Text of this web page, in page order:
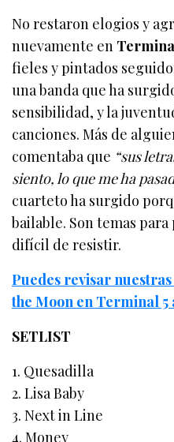
No restaron elogios y
nuevamente en
fieles y pintados
una banda que ha
sensibilidad, y la
canciones. Más de
comentaba que “sus
siento, lo que me ha
cuarteto ha surgido
bailable. Son temas para
difícil de resistir.
Puedes revisar
the Moon en Terminal 5
SETLIST
1. Quesadilla
2. Lisa Baby
3. Next in Line
4. Money